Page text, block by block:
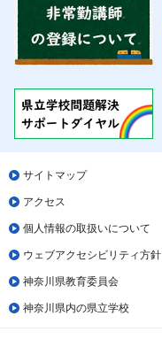
サイトマップ
アクセス
個人情報の取扱いについて
ウェブアクセシビリティ方針
神奈川県教育委員会
神奈川県内の県立学校